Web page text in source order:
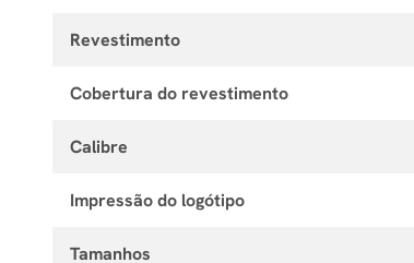
Revestimento
Cobertura do revestimento
Calibre
Impressão do logótipo
Tamanhos